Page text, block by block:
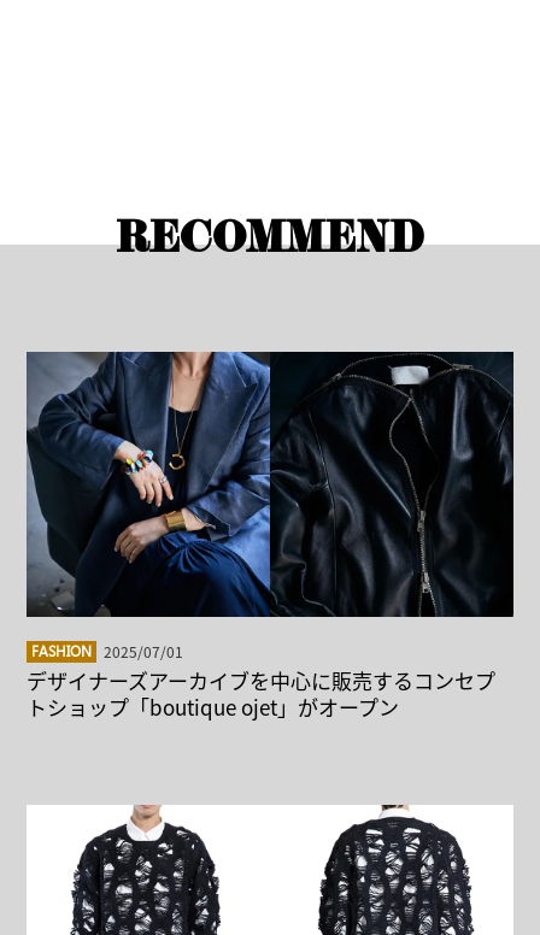
RECOMMEND
FASHION 2025/07/01
デザイナーズアーカイブを中心に販売するコンセプ
トショップ「boutique ojet」がオープン